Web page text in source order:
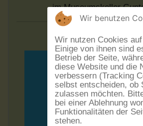
im Museumskeller
Wir benutzen
Wir nutzen Cookies
Einige von ihnen sind
Betrieb der Seite,
diese Website und die
verbessern (Tracking
selbst entscheiden, ob
zulassen möchten.
bei einer Ablehnung
Funktionalitäten der
stehen.